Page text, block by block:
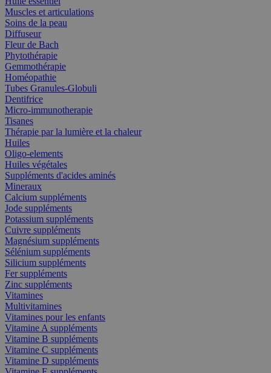
Muscles et articulations
Soins de la peau
Diffuseur
Fleur de Bach
Phytothérapie
Gemmothérapie
Homéopathie
Tubes Granules-Globuli
Dentifrice
Micro-immunotherapie
Tisanes
Thérapie par la lumière et la chaleur
Huiles
Oligo-elements
Huiles végétales
Suppléments d'acides aminés
Mineraux
Calcium suppléments
Jode suppléments
Potassium suppléments
Cuivre suppléments
Magnésium suppléments
Sélénium suppléments
Silicium suppléments
Fer suppléments
Zinc suppléments
Vitamines
Multivitamines
Vitamines pour les enfants
Vitamine A suppléments
Vitamine B suppléments
Vitamine C suppléments
Vitamine D suppléments